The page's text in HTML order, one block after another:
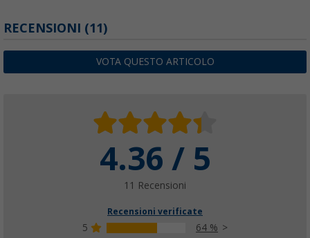
12,99€PVP 14,99€
Cordini di tensionamento per tenda Berger
(44)
da6,99€PVP
RECENSIONI (11)
VOTA QUESTO ARTICOLO
4.36 / 5
11 Recensioni
Recensioni verificate
5
64 %